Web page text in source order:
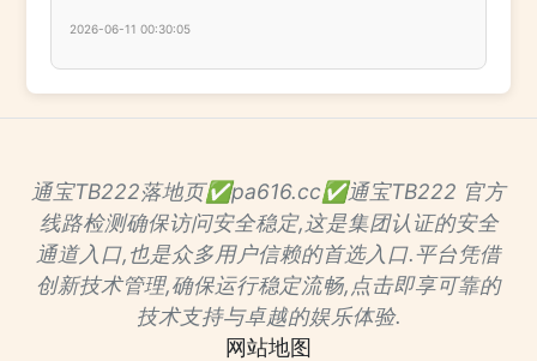
2026-06-11 00:30:05
通宝TB222落地页✅pa616.cc✅通宝TB222 官方
线路检测确保访问安全稳定,这是集团认证的安全
通道入口,也是众多用户信赖的首选入口.平台凭借
创新技术管理,确保运行稳定流畅,点击即享可靠的
技术支持与卓越的娱乐体验.
网站地图